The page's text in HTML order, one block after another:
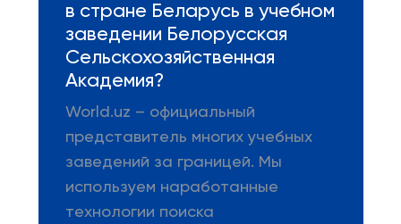
в стране Беларусь в учебном
заведении Белорусская
Сельскохозяйственная
Академия?
World.uz – официальный
представитель многих учебных
заведений за границей. Мы
используем наработанные
технологии поиска